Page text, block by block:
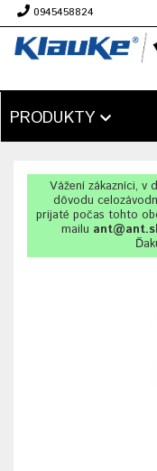
0945458824
PRODUKTY
Vážení zákazníci, v
dôvodu
prijaté počas tohto
mailu